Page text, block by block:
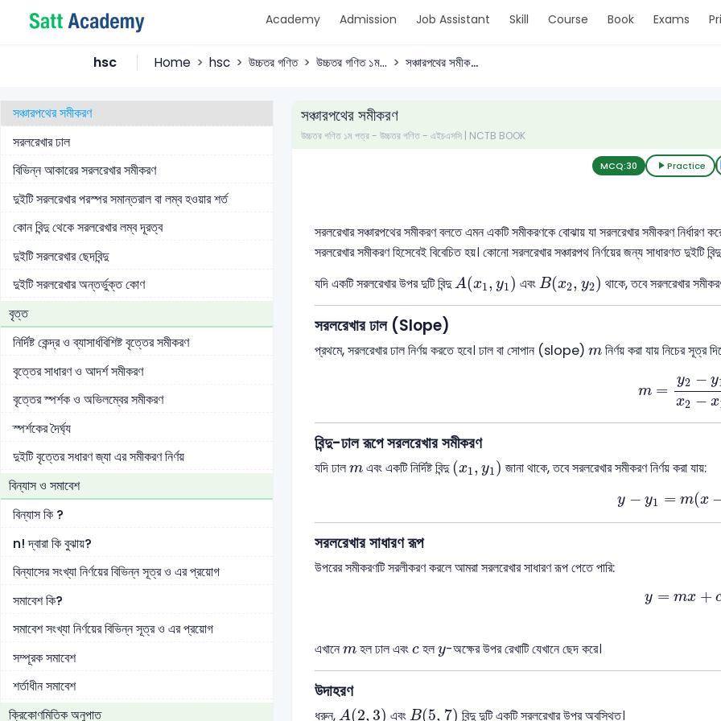
Academy Admission Job Assistant Skill Course Book Exams
hsc Home hsc উচ্চতর গণিত উচ্চতর গণিত ১ম... সঞ্চারপথের সমীক...
দুইটি বিন্দুর মধ্যবর্তী দূরত্ব
কোনো রেখাংশকে নির্দিষ্ট অনুপাতে বিভক্তকারী বিন্দুর স্থানাঙ্ক
সঞ্চারপথের সমীকরণ
সরলরেখার ঢাল
বিভিন্ন আকারের সরলরেখার সমীকরণ
দুইটি সরলরেখার পরস্পর সমান্তরাল বা লম্ব হওয়ার শর্ত
কোন বিন্দু থেকে সরলরেখার লম্ব দূরত্ব
দুইটি সরলরেখার ছেদবিন্দু
দুইটি সরলরেখার অন্তর্ভুক্ত কোণ
বৃত্ত
নির্দিষ্ট কেন্দ্র ও ব্যাসার্ধবিশিষ্ট বৃত্তের সমীকরণ
বৃত্তের সাধারণ ও আদর্শ সমীকরণ
বৃত্তের স্পর্শক ও অভিলম্বের সমীকরণ
স্পর্শকের দৈর্ঘ্য
দুইটি বৃত্তের সধারণ জ্যা এর সমীকরণ নির্ণয়
বিন্যাস ও সমাবেশ
বিন্যাস কি ?
n! দ্বারা কি বুঝায়?
বিন্যাসের সংখ্যা নির্ণয়ের বিভিন্ন সূত্র ও এর প্রয়োগ
সমাবেশ কি?
সমাবেশ সংখ্যা নির্ণয়ের বিভিন্ন সূত্র ও এর প্রয়োগ
সম্পূরক সমাবেশ
শর্তাধীন সমাবেশ
ক্রিকোণমিতিক অনুপাত
সঞ্চারপথের সমীকরণ
উচ্চতর গণিত ১ম পত্র - উচ্চতর গণিত - এইচএসসি | NCTB BOOK
MCQ:30 Practice
সরলরেখার সঞ্চারপথের সমীকরণ বলতে এমন একটি সমীকরণকে বোঝায় যা সরলরেখার সমীকরণ নির্ধারণ
সরলরেখার সমীকরণ হিসেবেই বিবেচিত হয়। কোনো সরলরেখার সঞ্চারপথ নির্ণয়ের জন্য সাধারণত দুইটি
যদি একটি সরলরেখার উপর দুটি বিন্দুA(x1, y1)
A(x1 y1) এবংB(x2, y2)
B(x2 y2 ) থাকে, তবে সরলরেখার
সরলরেখার ঢাল (Slope)
প্রথমে, সরলরেখার ঢাল নির্ণয় করতে হবে। ঢাল বা সোপান (slope) m
mনির্ণয় করা যায় নিচের সূত্র
m =
y2 − y
x2 − x
2− y1x
বিন্দু-ঢাল রূপে সরলরেখার সমীকরণ
যদি ঢালm
mএবং একটি নির্দিষ্ট বিন্দু(x1, y1)
(x1 y1 ) জানা থাকে, তবে সরলরেখার সমীকরণ নির্ণয় করা যায়:
y − y1 = m(x
−y m(x−
সরলরেখার সাধারণ রূপ
উপরের সমীকরণটি সরলীকরণ করলে আমরা সরলরেখার সাধারণ রূপ পেতে পারি:
y = mx +
y=mx+c
এখানেm
mহল ঢাল এবং c
cহলy
y-অক্ষের উপর রেখাটি যেখানে ছেদ করে।
উদাহরণ
ধরুন, A(2, 3)
A(2 3) এবংB(5, 7)
B(5 7) বিন্দু দুটি একটি সরলরেখার উপর অবস্থিত।